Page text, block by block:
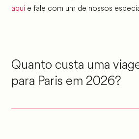
aqui e fale com um de nossos
Quanto custa uma
para Paris em 2026?